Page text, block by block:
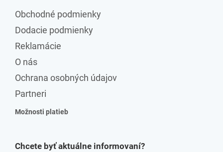
Obchodné podmienky
Dodacie podmienky
Reklamácie
O nás
Ochrana osobných údajov
Partneri
Možnosti platieb
Chcete byť aktuálne informovaní?